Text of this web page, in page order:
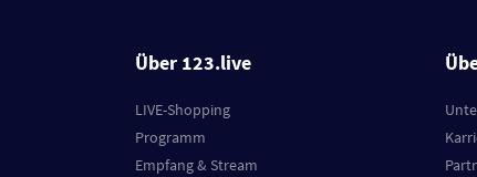
Über 123.live
LIVE-Shopping
Programm
Empfang & Stream